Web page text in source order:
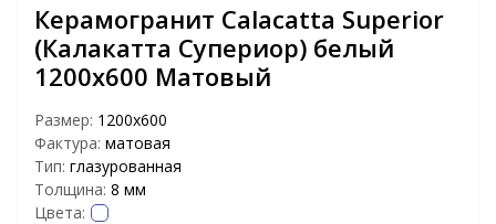
Керамогранит Calacatta Superior
(Калакатта Супериор) белый
1200х600 Матовый
Размер: 1200х600
Фактура: матовая
Тип: глазурованная
Толщина: 8 мм
Цвета: